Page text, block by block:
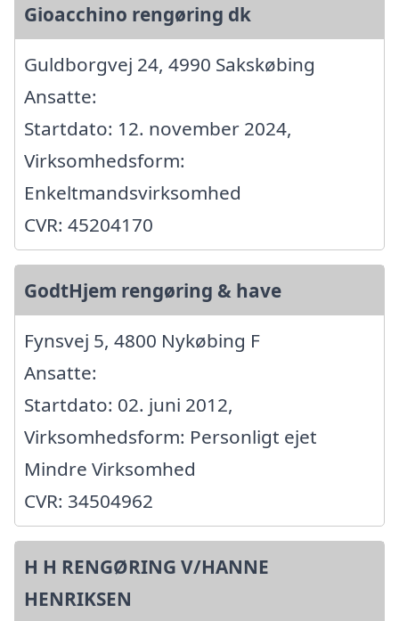
Gioacchino rengøring dk
Guldborgvej 24, 4990 Sakskøbing
Ansatte:
Startdato: 12. november 2024,
Virksomhedsform:
Enkeltmandsvirksomhed
CVR: 45204170
GodtHjem rengøring & have
Fynsvej 5, 4800 Nykøbing F
Ansatte:
Startdato: 02. juni 2012,
Virksomhedsform: Personligt ejet
Mindre Virksomhed
CVR: 34504962
H H RENGØRING V/HANNE
HENRIKSEN